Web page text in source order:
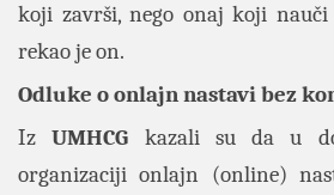
koji završi, nego onaj koji nauči
rekao je on.
Odluke o onlajn nastavi bez
IzUMHCG kazali su da u
organizaciji onlajn (online)